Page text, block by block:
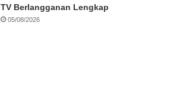
TV Berlangganan Lengkap
05/08/2026